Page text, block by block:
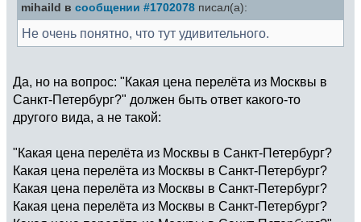
mihaild в сообщении #1702078 писал(а):
Не очень понятно, что тут удивительного.
Да, но на вопрос: "Какая цена перелёта из Москвы в
Санкт-Петербург?" должен быть ответ какого-то
другого вида, а не такой:
"Какая цена перелёта из Москвы в Санкт-Петербург?
Какая цена перелёта из Москвы в Санкт-Петербург?
Какая цена перелёта из Москвы в Санкт-Петербург?
Какая цена перелёта из Москвы в Санкт-Петербург?